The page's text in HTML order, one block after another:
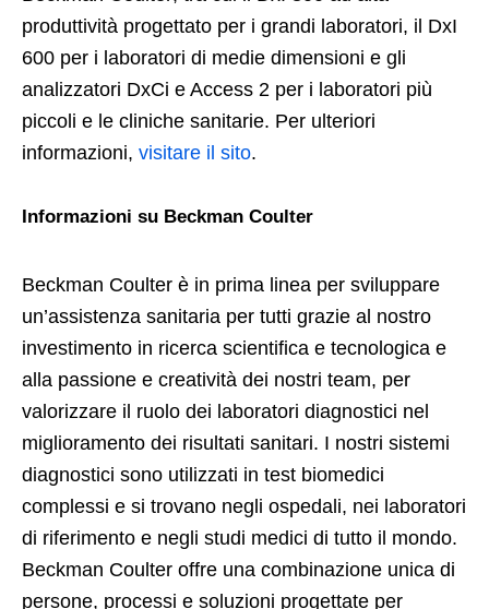
produttività progettato per i grandi laboratori, il DxI
600 per i laboratori di medie dimensioni e gli
analizzatori DxCi e Access 2 per i laboratori più
piccoli e le cliniche sanitarie. Per ulteriori
informazioni, visitare il sito.
Informazioni su Beckman Coulter
Beckman Coulter è in prima linea per sviluppare
un’assistenza sanitaria per tutti grazie al nostro
investimento in ricerca scientifica e tecnologica e
alla passione e creatività dei nostri team, per
valorizzare il ruolo dei laboratori diagnostici nel
miglioramento dei risultati sanitari. I nostri sistemi
diagnostici sono utilizzati in test biomedici
complessi e si trovano negli ospedali, nei laboratori
di riferimento e negli studi medici di tutto il mondo.
Beckman Coulter offre una combinazione unica di
persone, processi e soluzioni progettate per